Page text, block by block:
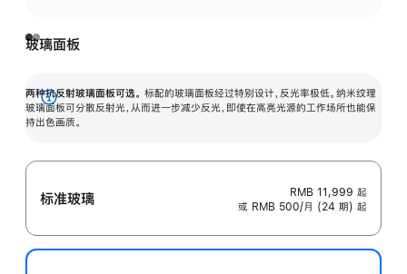
玻璃面板
两种抗反射玻璃面板可选。 标配的玻璃面板经过特别设计，反光率极低。纳米纹理
玻璃面板可分散反射光，从而进一步减少反光，即使在高亮光源的工作场所也能保
持出色画质。
展
开
标准玻璃 RMB 11,999 起
或 RMB 500/月 (24 期) 起